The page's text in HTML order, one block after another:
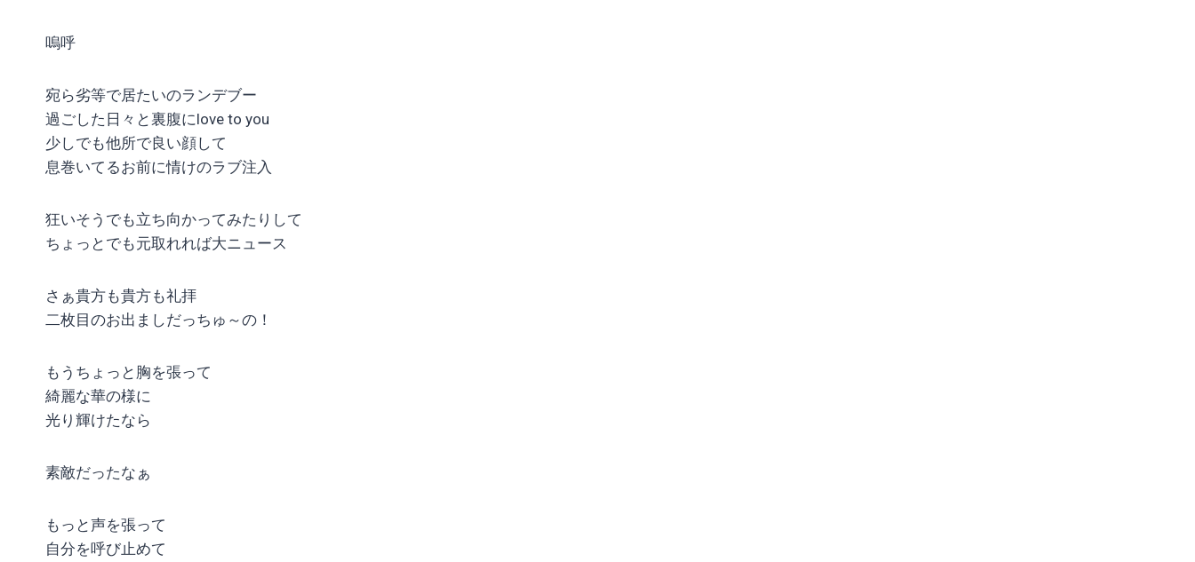
嗚呼
宛ら劣等で居たいのランデブー
過ごした日々と裏腹にlove to you
少しでも他所で良い顔して
息巻いてるお前に情けのラブ注入
狂いそうでも立ち向かってみたりして
ちょっとでも元取れれば大ニュース
さぁ貴方も貴方も礼拝
二枚目のお出ましだっちゅ～の！
もうちょっと胸を張って
綺麗な華の様に
光り輝けたなら
素敵だったなぁ
もっと声を張って
自分を呼び止めて